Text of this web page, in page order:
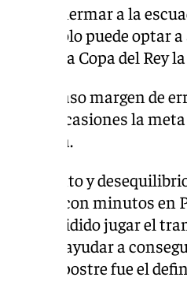
a mermar a la
off› y solo puede optar
a jugar la Copa del Rey
un escaso margen de
varias ocasiones la
García.
talento y
equipo con minutos en
ha decidido jugar el
para ayudar a
que a la postre fue el